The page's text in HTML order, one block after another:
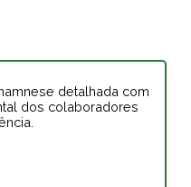
detalhada com
dos colaboradores